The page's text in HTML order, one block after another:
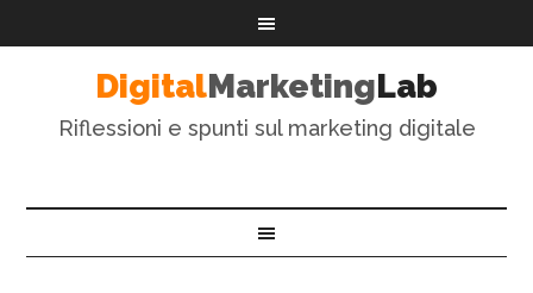
DigitalMarketingLab
Riflessioni e spunti sul marketing digitale